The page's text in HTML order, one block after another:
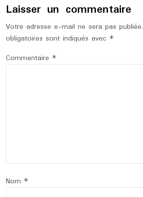
Laisser un commentaire
Votre adresse e-mail ne sera pas publiée.
obligatoires sont indiqués avec *
Commentaire *
Nom *